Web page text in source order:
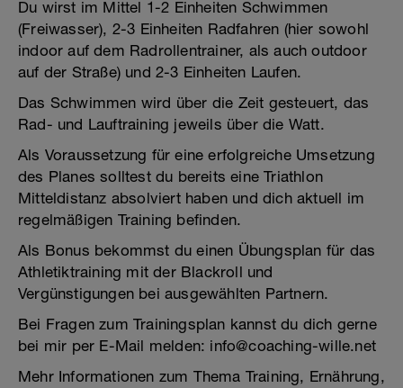
Du wirst im Mittel 1-2 Einheiten Schwimmen
(Freiwasser), 2-3 Einheiten Radfahren (hier sowohl
indoor auf dem Radrollentrainer, als auch outdoor
auf der Straße) und 2-3 Einheiten Laufen.
Das Schwimmen wird über die Zeit gesteuert, das
Rad- und Lauftraining jeweils über die Watt.
Als Voraussetzung für eine erfolgreiche Umsetzung
des Planes solltest du bereits eine Triathlon
Mitteldistanz absolviert haben und dich aktuell im
regelmäßigen Training befinden.
Als Bonus bekommst du einen Übungsplan für das
Athletiktraining mit der Blackroll und
Vergünstigungen bei ausgewählten Partnern.
Bei Fragen zum Trainingsplan kannst du dich gerne
bei mir per E-Mail melden: info@coaching-wille.net
Mehr Informationen zum Thema Training, Ernährung,